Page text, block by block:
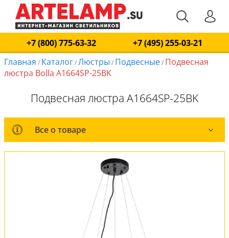
+7 (800) 775-63-32
+7 (495) 255-03-21
Главная / Каталог/Люстры / Подвесные/ Подвесная
люстра Bolla A1664SP-25BK
Подвесная люстра A1664SP-25BK
Все о товаре
Все о товаре
Комплект лампочек
Вся коллекция
Оплата и доставка